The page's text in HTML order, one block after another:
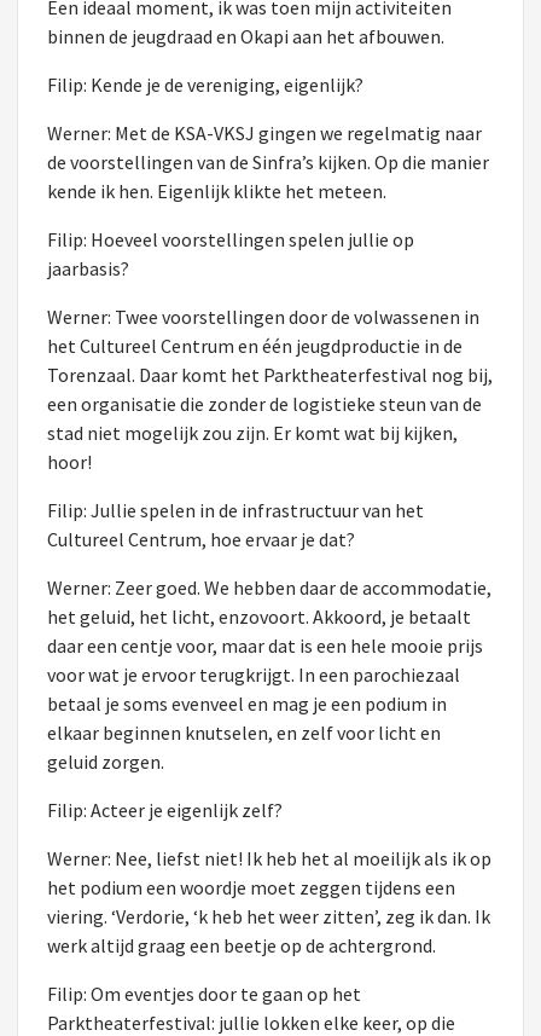
Een ideaal moment, ik was toen mijn activiteiten
binnen de jeugdraad en Okapi aan het afbouwen.
Filip: Kende je de vereniging, eigenlijk?
Werner: Met de KSA-VKSJ gingen we regelmatig naar
de voorstellingen van de Sinfra’s kijken. Op die manier
kende ik hen. Eigenlijk klikte het meteen.
Filip: Hoeveel voorstellingen spelen jullie op
jaarbasis?
Werner: Twee voorstellingen door de volwassenen in
het Cultureel Centrum en één jeugdproductie in de
Torenzaal. Daar komt het Parktheaterfestival nog bij,
een organisatie die zonder de logistieke steun van de
stad niet mogelijk zou zijn. Er komt wat bij kijken,
hoor!
Filip: Jullie spelen in de infrastructuur van het
Cultureel Centrum, hoe ervaar je dat?
Werner: Zeer goed. We hebben daar de accommodatie,
het geluid, het licht, enzovoort. Akkoord, je betaalt
daar een centje voor, maar dat is een hele mooie prijs
voor wat je ervoor terugkrijgt. In een parochiezaal
betaal je soms evenveel en mag je een podium in
elkaar beginnen knutselen, en zelf voor licht en
geluid zorgen.
Filip: Acteer je eigenlijk zelf?
Werner: Nee, liefst niet! Ik heb het al moeilijk als ik op
het podium een woordje moet zeggen tijdens een
viering. ‘Verdorie, ‘k heb het weer zitten’, zeg ik dan. Ik
werk altijd graag een beetje op de achtergrond.
Filip: Om eventjes door te gaan op het
Parktheaterfestival: jullie lokken elke keer, op die